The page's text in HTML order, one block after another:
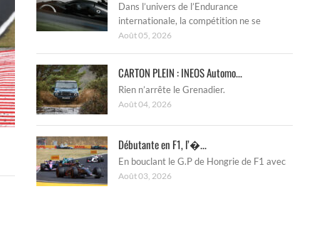
Dans l’univers de l’Endurance
internationale, la compétition ne se
Août 05, 2026
CARTON PLEIN : INEOS Automo...
Rien n’arrête le Grenadier.
Août 04, 2026
Débutante en F1, l’�...
En bouclant le G.P de Hongrie de F1 avec
Août 03, 2026